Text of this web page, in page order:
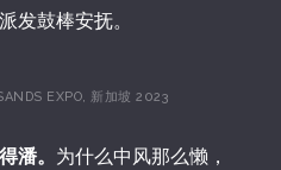
发鼓棒安抚。
EXPO, 新加坡 2023
潘。 为什么中风那么懒，